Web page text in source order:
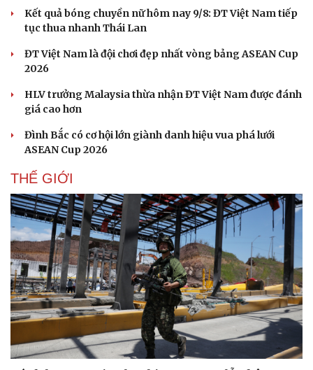
Kết quả bóng chuyền nữ hôm nay 9/8: ĐT Việt Nam tiếp
tục thua nhanh Thái Lan
ĐT Việt Nam là đội chơi đẹp nhất vòng bảng ASEAN Cup
2026
HLV trưởng Malaysia thừa nhận ĐT Việt Nam được đánh
giá cao hơn
Đình Bắc có cơ hội lớn giành danh hiệu vua phá lưới
ASEAN Cup 2026
THẾ GIỚI